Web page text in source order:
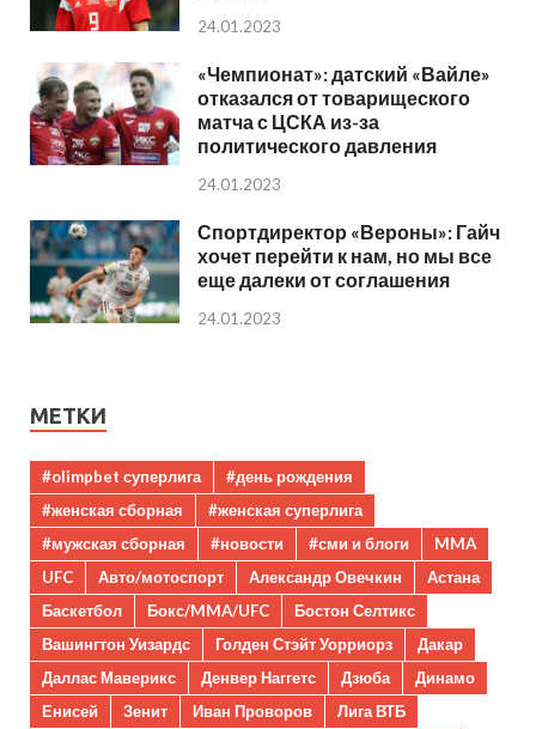
24.01.2023
«Чемпионат»: датский «Вайле»
отказался от товарищеского
матча с ЦСКА из-за
политического давления
24.01.2023
Спортдиректор «Вероны»: Гайч
хочет перейти к нам, но мы все
еще далеки от соглашения
24.01.2023
МЕТКИ
#olimpbet суперлига
#день рождения
#женская сборная
#женская суперлига
#мужская сборная
#новости #сми и блоги
MMA
UFC
Авто/мотоспорт Александр Овечкин
Астана
Баскетбол
Бокс/MMA/UFC
Бостон Селтикс
Вашингтон Уизардс
Голден Стэйт Уорриорз
Дакар
Даллас Маверикс
Денвер Наггетс Дзюба
Динамо
Енисей
Зенит Иван Проворов
Лига ВТБ